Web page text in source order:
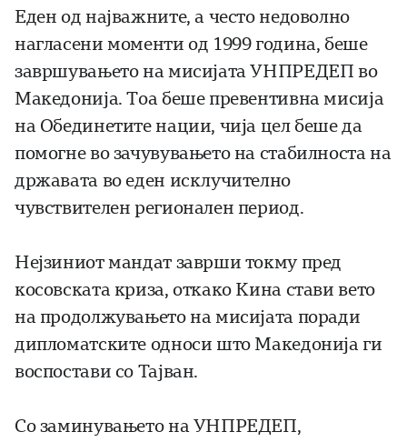
Еден од најважните, а често недоволно
нагласени моменти од 1999 година, беше
завршувањето на мисијата УНПРЕДЕП во
Македонија. Тоа беше превентивна мисија
на Обединетите нации, чија цел беше да
помогне во зачувувањето на стабилноста на
државата во еден исклучително
чувствителен регионален период.
Нејзиниот мандат заврши токму пред
косовската криза, откако Кина стави вето
на продолжувањето на мисијата поради
дипломатските односи што Македонија ги
воспостави со Тајван.
Со заминувањето на УНПРЕДЕП,